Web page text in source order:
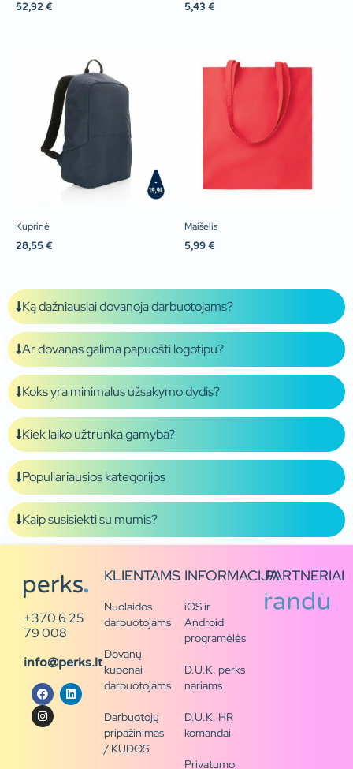
52,92 € 5,43 €
Kuprinė
28,55 €
Maišelis
5,99 €
Ką dažniausiai dovanoja darbuotojams?
Ar dovanas galima papuošti logotipu?
Koks yra minimalus užsakymo dydis?
Kiek laiko užtrunka gamyba?
Populiariausios kategorijos
Kaip susisiekti su mumis?
+370 6 25
79 008
info@perks.lt
KLIENTAMS
Nuolaidos
darbuotojams
Dovanų
kuponai
darbuotojams
Darbuotojų
pripažinimas
/ KUDOS
INFORMACIJA
iOS ir
Android
programėlės
D.U.K. perks
nariams
D.U.K. HR
komandai
Privatumo
PARTNERIAI